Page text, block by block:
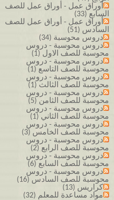
أوراق عمل - أوراق عمل للصف
السابع (33)
أوراق عمل - أوراق عمل للصف
السادس (51)
دروس محوسبة (34)
دروس محوسبة - دروس
محوسبة للصف الاول (1)
دروس محوسبة - دروس
محوسبة للصف التاسع (1)
دروس محوسبة - دروس
محوسبة للصف الثالث (1)
دروس محوسبة - دروس
محوسبة للصف الثامن (5)
دروس محوسبة - دروس
محوسبة للصف الثاني (1)
دروس محوسبة - دروس
محوسبة للصف الخامس (3)
دروس محوسبة - دروس
محوسبة للصف الرابع (2)
دروس محوسبة - دروس
محوسبة للصف السابع (6)
دروس محوسبة - دروس
محوسبة للصف السادس (16)
كراريس (13)
مواد مساعدة للمعلم (32)